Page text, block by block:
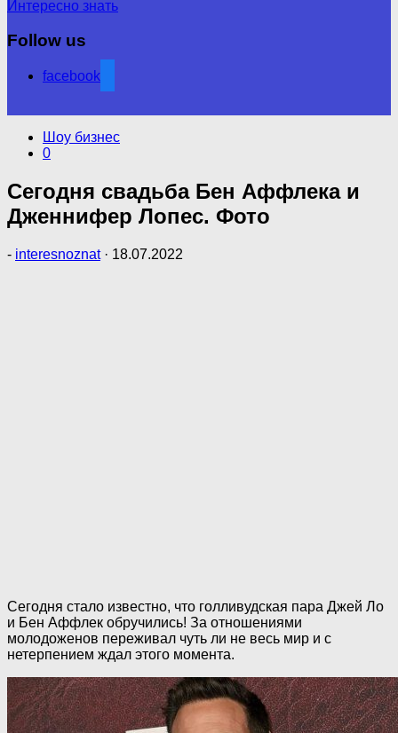
Интересно знать
Follow us
facebook
Шоу бизнес
0
Сегодня свадьба Бен Аффлека и
Дженнифер Лопес. Фото
- interesnoznat · 18.07.2022
Сегодня стало известно, что голливудская пара Джей Ло
и Бен Аффлек обручились! За отношениями
молодоженов переживал чуть ли не весь мир и с
нетерпением ждал этого момента.